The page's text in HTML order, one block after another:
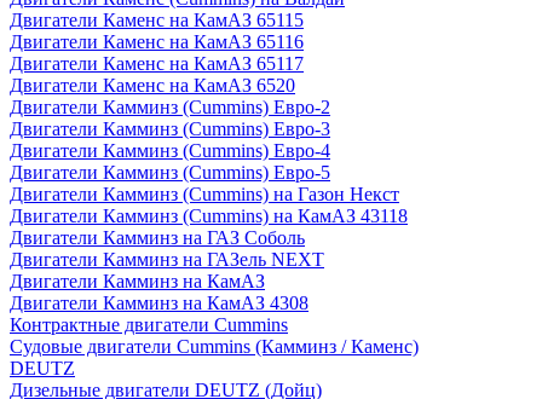
Двигатели Каменс на КамАЗ 65115
Двигатели Каменс на КамАЗ 65116
Двигатели Каменс на КамАЗ 65117
Двигатели Каменс на КамАЗ 6520
Двигатели Камминз (Cummins) Евро-2
Двигатели Камминз (Cummins) Евро-3
Двигатели Камминз (Cummins) Евро-4
Двигатели Камминз (Cummins) Евро-5
Двигатели Камминз (Cummins) на Газон Некст
Двигатели Камминз (Cummins) на КамАЗ 43118
Двигатели Камминз на ГАЗ Соболь
Двигатели Камминз на ГАЗель NEXT
Двигатели Камминз на КамАЗ
Двигатели Камминз на КамАЗ 4308
Контрактные двигатели Cummins
Судовые двигатели Cummins (Камминз / Каменс)
DEUTZ
Дизельные двигатели DEUTZ (Дойц)